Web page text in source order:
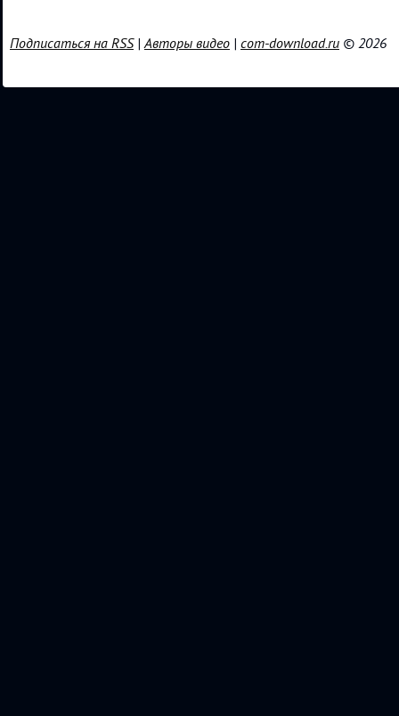
Подписаться на RSS|Авторы видео | com-download.ru © 2026